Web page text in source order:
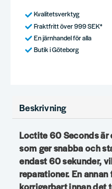
Kvalitetsverktyg
Fraktfritt över 999 SEK*
En järnhandel för alla
Butik i Göteborg
Beskrivning
Loctite 60 Seconds är
som ger snabba och
endast 60 sekunder,
reparationer. En
korrigerbart innan det